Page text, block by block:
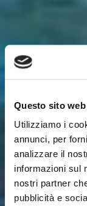
Questo sito
Utilizziamo i
annunci, per
analizzare il
informazioni sul
nostri partner
pubblicità e